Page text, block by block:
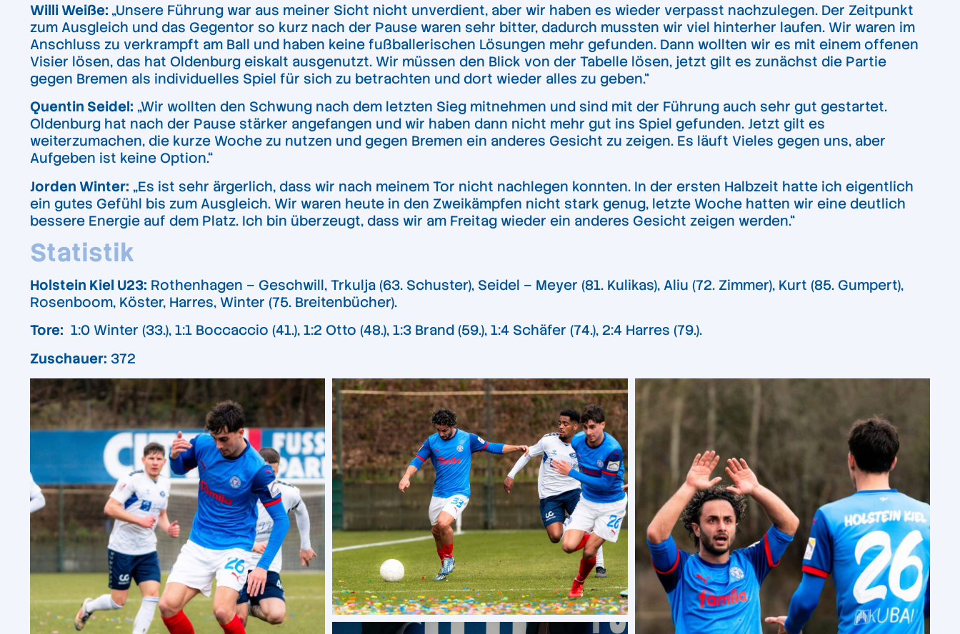
Willi Weiße: „Unsere Führung war aus meiner Sicht nicht unverdient, aber wir haben es wieder verpasst nachzulegen. Der Zeitpunkt
zum Ausgleich und das Gegentor so kurz nach der Pause waren sehr bitter, dadurch mussten wir viel hinterher laufen. Wir waren im
Anschluss zu verkrampft am Ball und haben keine fußballerischen Lösungen mehr gefunden. Dann wollten wir es mit einem offenen
Visier lösen, das hat Oldenburg eiskalt ausgenutzt. Wir müssen den Blick von der Tabelle lösen, jetzt gilt es zunächst die Partie
gegen Bremen als individuelles Spiel für sich zu betrachten und dort wieder alles zu geben.“
Quentin Seidel: „Wir wollten den Schwung nach dem letzten Sieg mitnehmen und sind mit der Führung auch sehr gut gestartet.
Oldenburg hat nach der Pause stärker angefangen und wir haben dann nicht mehr gut ins Spiel gefunden. Jetzt gilt es
weiterzumachen, die kurze Woche zu nutzen und gegen Bremen ein anderes Gesicht zu zeigen. Es läuft Vieles gegen uns, aber
Aufgeben ist keine Option.“
Jorden Winter: „Es ist sehr ärgerlich, dass wir nach meinem Tor nicht nachlegen konnten. In der ersten Halbzeit hatte ich eigentlich
ein gutes Gefühl bis zum Ausgleich. Wir waren heute in den Zweikämpfen nicht stark genug, letzte Woche hatten wir eine deutlich
bessere Energie auf dem Platz. Ich bin überzeugt, dass wir am Freitag wieder ein anderes Gesicht zeigen werden.“
Statistik
Holstein Kiel U23: Rothenhagen – Geschwill, Trkulja (63. Schuster), Seidel – Meyer (81. Kulikas), Aliu (72. Zimmer), Kurt (85. Gumpert),
Rosenboom, Köster, Harres, Winter (75. Breitenbücher).
Tore: 1:0 Winter (33.), 1:1 Boccaccio (41.), 1:2 Otto (48.), 1:3 Brand (59.), 1:4 Schäfer (74.), 2:4 Harres (79.).
Zuschauer: 372